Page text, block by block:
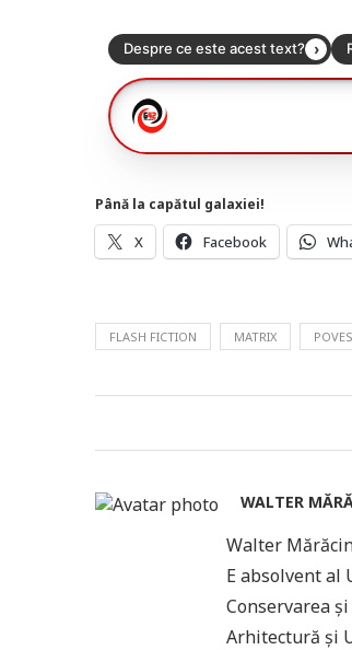
Până la capătul galaxiei!
X Facebook
FLASH FICTION MATRIX
WALTER
Walter
E absolvent al
Conservarea
Arhitectură și